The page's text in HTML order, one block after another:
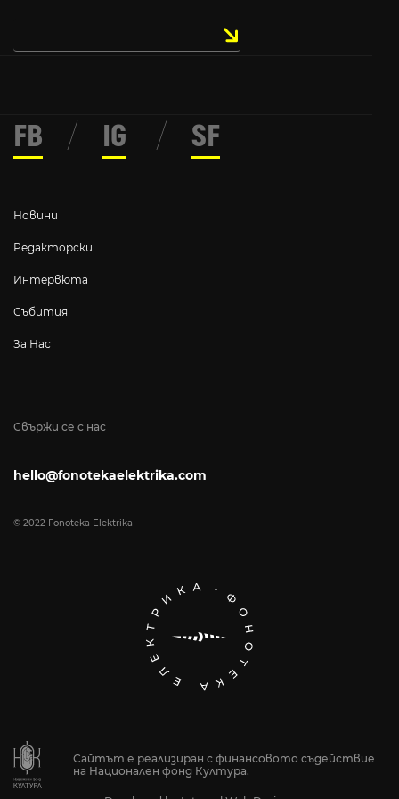
Свържи се с нас
hello@fonotekaelektrika.com
© 2022 Fonoteka Elektrika
Новини
Редакторски
Интервюта
Събития
За Нас
FB / IG / SF
Сайтът е реализиран с финансовото съдействие
на Национален фонд Култура.